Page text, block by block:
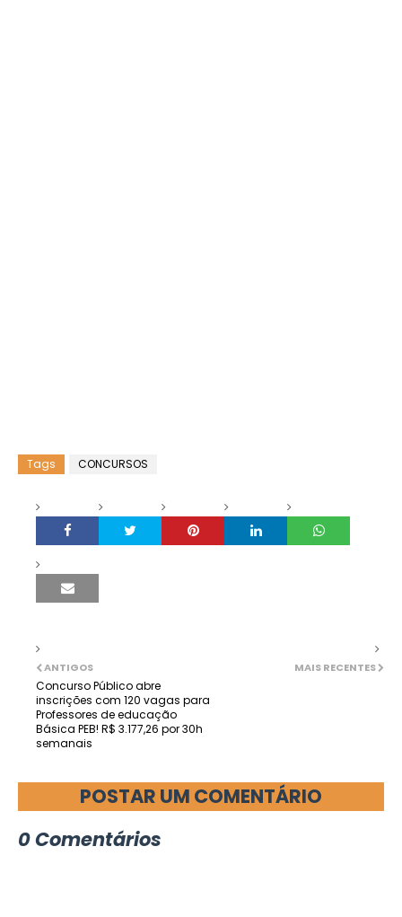
Tags CONCURSOS
MAIS RECENTES
ANTIGOS
Concurso Público abre
inscrições com 120 vagas para
Professores de educação
Básica PEB! R$ 3.177,26 por 30h
semanais
POSTAR UM COMENTÁRIO
0 Comentários